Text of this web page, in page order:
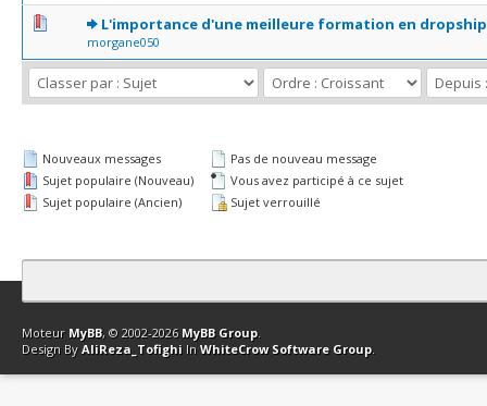
L'importance d'une meilleure formation en
morgane050
0 Votes - 0 sur 5 en moyenne
12345
Nouveaux messages
Sujet populaire (Nouveau)
Sujet populaire (Ancien)
Pas de nouveau message
Vous avez participé à ce sujet
Sujet verrouillé
Contact Club Affiliation Retourner en haut Version bas-débit
Moteur MyBB, © 2002-2026 MyBB Group.
Design By AliReza_Tofighi In WhiteCrow Software Group.